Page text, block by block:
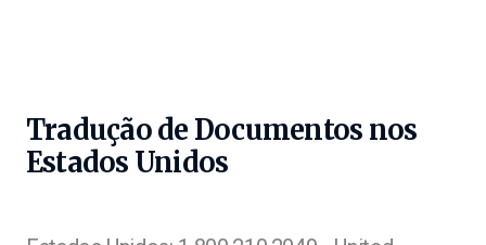
Tradução de Documentos nos
Estados Unidos